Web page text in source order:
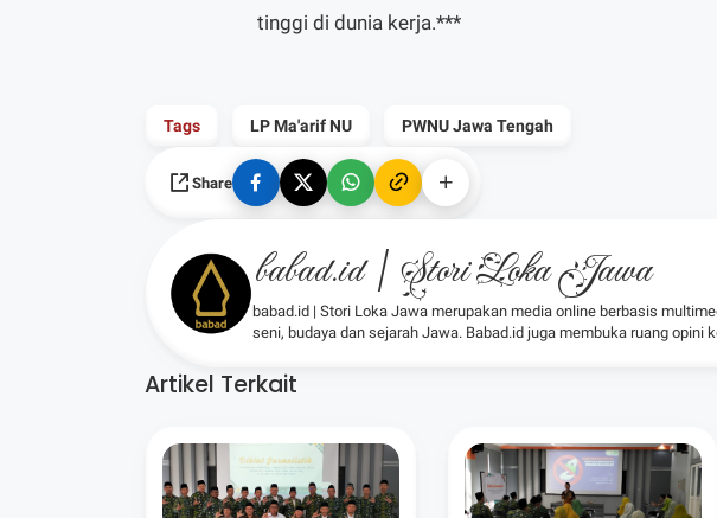
tinggi di dunia kerja.***
Tags LP Ma'arif NU PWNU Jawa Tengah
Share
babad.id | Stori Loka Jawa
babad.id | Stori Loka Jawa merupakan media online berbasis
seni, budaya dan sejarah Jawa. Babad.id juga membuka ruang opini
Artikel Terkait